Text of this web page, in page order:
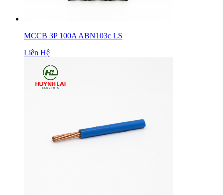
MCCB 3P 100A ABN103c LS
Liên Hệ